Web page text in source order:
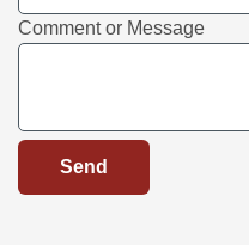
or
Comment or Message
Send